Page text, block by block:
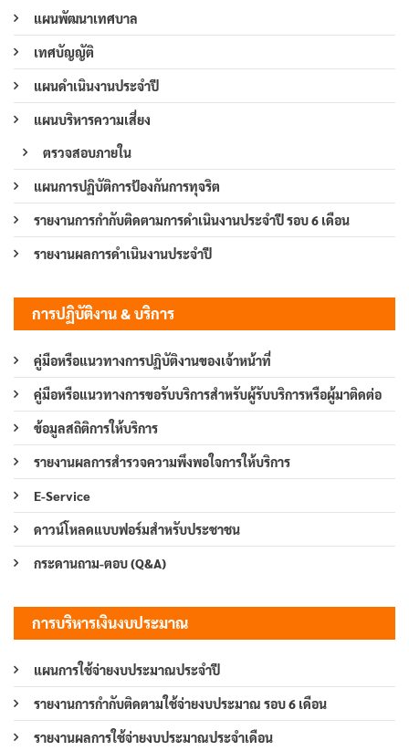
แผนพัฒนาเทศบาล
เทศบัญญัติ
แผนดำเนินงานประจำปี
แผนบริหารความเสี่ยง
ตรวจสอบภายใน
แผนการปฏิบัติการป้องกันการทุจริต
รายงานการกำกับติดตามการดำเนินงานประจำปี รอบ 6 เดือน
รายงานผลการดำเนินงานประจำปี
การปฏิบัติงาน & บริการ
คู่มือหรือแนวทางการปฏิบัติงานของเจ้าหน้าที่
คู่มือหรือแนวทางการขอรับบริการสำหรับผู้รับบริการหรือผู้มาติดต่อ
ข้อมูลสถิติการให้บริการ
รายงานผลการสำรวจความพึงพอใจการให้บริการ
E-Service
ดาวน์โหลดแบบฟอร์มสำหรับประชาชน
กระดานถาม-ตอบ (Q&A)
การบริหารเงินงบประมาณ
แผนการใช้จ่ายงบประมาณประจำปี
รายงานการกำกับติดตามใช้จ่ายงบประมาณ รอบ 6 เดือน
รายงานผลการใช้จ่ายงบประมาณประจำเดือน